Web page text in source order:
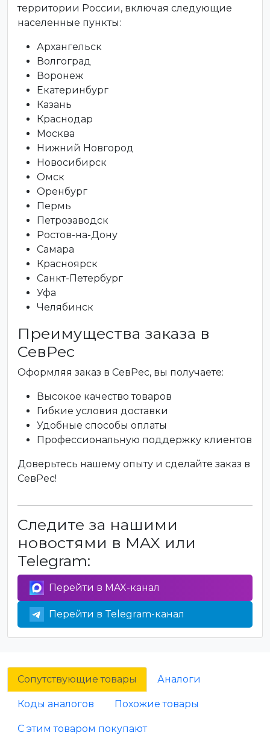
территории России, включая следующие
населенные пункты:
Архангельск
Волгоград
Воронеж
Екатеринбург
Казань
Краснодар
Москва
Нижний Новгород
Новосибирск
Омск
Оренбург
Пермь
Петрозаводск
Ростов-на-Дону
Самара
Красноярск
Санкт-Петербург
Уфа
Челябинск
Преимущества заказа в
СевРес
Оформляя заказ в СевРес, вы получаете:
Высокое качество товаров
Гибкие условия доставки
Удобные способы оплаты
Профессиональную поддержку клиентов
Доверьтесь нашему опыту и сделайте заказ в
СевРес!
Следите за нашими
новостями в MAX или
Telegram:
Перейти в MAX-канал
Перейти в Telegram-канал
Сопутствующие товары Аналоги
Коды аналогов Похожие товары
С этим товаром покупают